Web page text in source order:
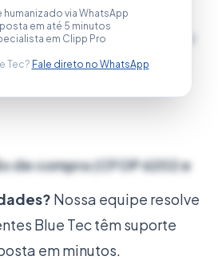
interestaduais ou
referenciar documento
de compra (CFOP 6202 e
atualizar o sistema
indicados
Nossa equipe resolve
Blue Tec têm suporte
em minutos.
humanizado via WhatsApp
em até 5 minutos
em Clipp Pro
Tec? Fale direto no WhatsApp